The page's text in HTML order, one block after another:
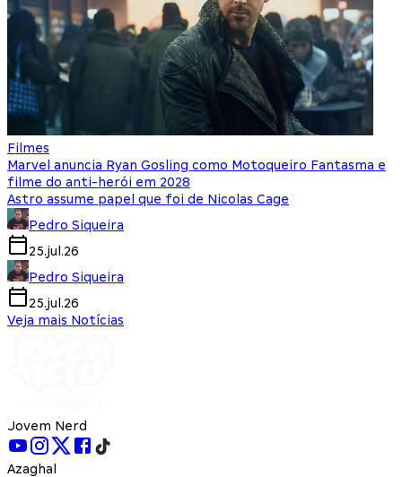
Filmes
Marvel anuncia Ryan Gosling como Motoqueiro Fantasma e
filme do anti-herói em 2028
Astro assume papel que foi de Nicolas Cage
Pedro Siqueira
25.jul.26
Pedro Siqueira
25.jul.26
Veja mais Notícias
Jovem Nerd
Azaghal